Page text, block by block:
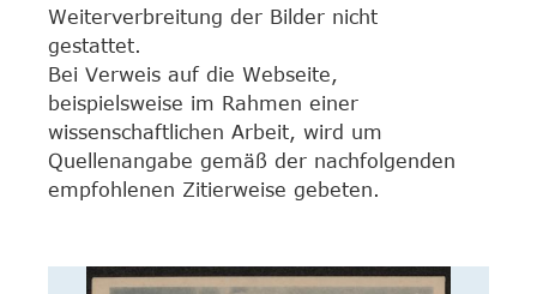
Weiterverbreitung der Bilder nicht
gestattet.
Bei Verweis auf die Webseite,
beispielsweise im Rahmen einer
wissenschaftlichen Arbeit, wird um
Quellenangabe gemäß der nachfolgenden
empfohlenen Zitierweise gebeten.